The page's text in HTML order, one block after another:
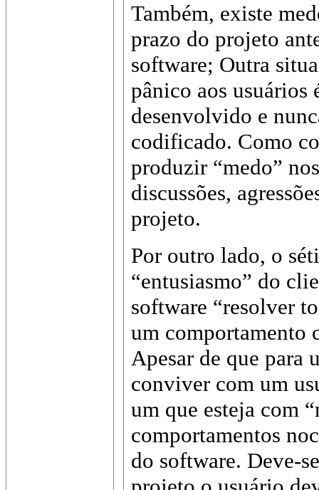
Também, existe
prazo do projeto
software; Outra
pânico aos usuários
desenvolvido e
codificado. Como
produzir “medo”
discussões,
projeto.
Por outro lado, o
“entusiasmo” do
software “resolver
um comportamento
Apesar de que para
conviver com um
um que esteja com
comportamentos
do software. Deve-